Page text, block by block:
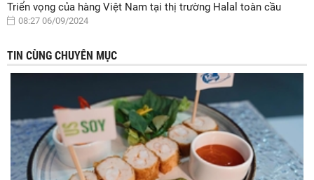
Triển vọng của hàng Việt Nam tại thị trường Halal toàn cầu
08:27 06/09/2024
TIN CÙNG CHUYÊN MỤC